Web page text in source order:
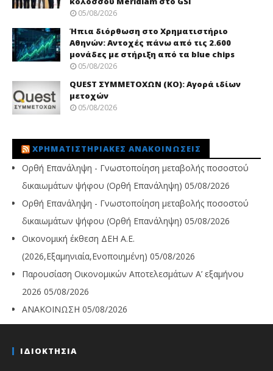
05/08/2026
Ήπια διόρθωση στο Χρηματιστήριο
Αθηνών: Αντοχές πάνω από τις 2.600
μονάδες με στήριξη από τα blue chips
05/08/2026
QUEST ΣΥΜΜΕΤΟΧΩΝ (ΚΟ): Αγορά ιδίων
μετοχών
05/08/2026
ΧΡΗΜΑΤΙΣΤΗΡΙΑΚΈΣ ΑΝΑΚΟΙΝΏΣΕΙΣ
Ορθή Επανάληψη - Γνωστοποίηση μεταβολής ποσοστού
δικαιωμάτων ψήφου (Ορθή Επανάληψη) 05/08/2026
Ορθή Επανάληψη - Γνωστοποίηση μεταβολής ποσοστού
δικαιωμάτων ψήφου (Ορθή Επανάληψη) 05/08/2026
Οικονομική έκθεση ΔΕΗ Α.Ε.
(2026,Εξαμηνιαία,Ενοποιημένη) 05/08/2026
Παρουσίαση Οικονομικών Αποτελεσμάτων Α’ εξαμήνου
2026 05/08/2026
ΑΝΑΚΟΙΝΩΣΗ 05/08/2026
ΙΔΙΟΚΤΗΣΙΑ